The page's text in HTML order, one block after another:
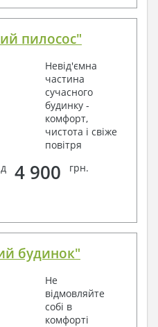
пилосос"
Невід'ємна
частина
сучасного
будинку -
комфорт,
чистота і свіже
повітря
4 900 грн.
будинок"
Не
відмовляйте
собі в
комфорті